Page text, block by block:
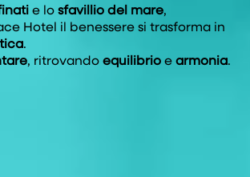
e losfavillio del mare,
Hotel il benessere si trasforma in
.
, ritrovandoequilibrioearmonia.